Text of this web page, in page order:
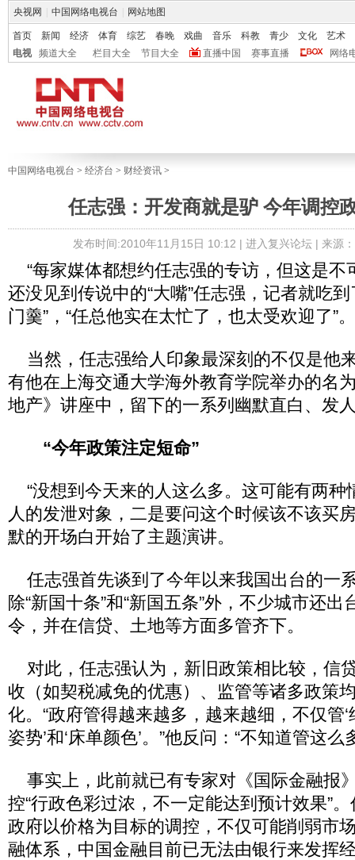
央视网 中国网络电视台 网站地图
首页 新闻 经济 体育 综艺 春晚 戏曲 音乐 科教 青少 文化
艺术
电视
频道大全 栏目大全 节目大全 直播中国 赛事直播 网络
中国网络电视台 > 经济台 > 财经资讯 >
任志强：开发商就是驴 今年调控
发布时间:2010年11月15日 10:12 | 进入复兴论坛 | 来源
“每家媒体都想约任志强的专访，但这是不
还没见到传说中的“大嘴”任志强，记者就吃
门羹”，“任总他实在太忙了，也太受欢迎了”。
当然，任志强给人印象最深刻的不仅是他
有他在上海交通大学海外教育学院举办的名
地产》讲座中，留下的一系列幽默直白、发
“今年政策注定短命”
“没想到今天来的人这么多。这可能有两种
人的发泄对象，二是要问这个时候该不该买
默的开场白开始了主题演讲。
任志强首先谈到了今年以来我国出台的一
除“新国十条”和“新国五条”外，不少城市还出
令，并在信贷、土地等方面多管齐下。
对此，任志强认为，新旧政策相比较，信
收（如契税减免的优惠）、监管等诸多政策
化。“政府管得越来越多，越来越细，不仅管‘
姿势’和‘床单颜色’。”他反问：“不知道管这
事实上，此前就已有专家对《国际金融报
控“行政色彩过浓，不一定能达到预计效果”
政府以价格为目标的调控，不仅可能削弱市
融体系，中国金融目前已无法由银行来发挥